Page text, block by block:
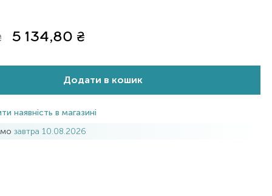
5 134,80 ₴
Додати в кошик
наявність в магазині
завтра 10.08.2026